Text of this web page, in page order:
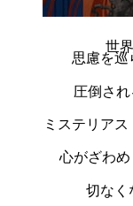
切なく
心がざわめ
ミステリアス
圧倒され
思慮を巡
世